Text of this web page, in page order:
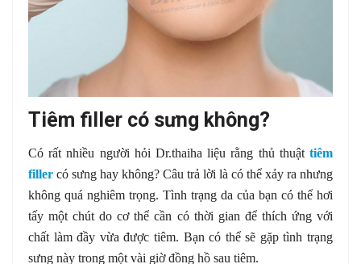
Tiêm filler có sưng không?
Có rất nhiều người hỏi Dr.thaiha liệu rằng thủ thuật tiêm
filler có sưng hay không? Câu trả lời là có thể xảy ra nhưng
không quá nghiêm trọng. Tình trạng da của bạn có thể hơi
tấy một chút do cơ thể cần có thời gian để thích ứng với
chất làm đầy vừa được tiêm. Bạn có thể sẽ gặp tình trạng
sưng này trong một vài giờ đồng hồ sau tiêm.